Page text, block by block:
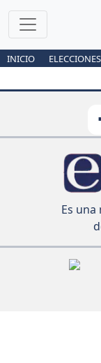
INICIO ELECCIONES
Es